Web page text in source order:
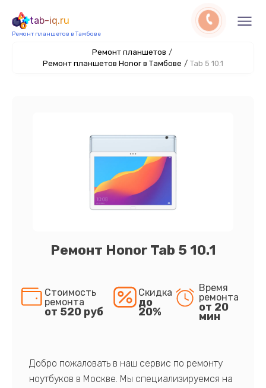
tab-iq.ru
Ремонт планшетов в Тамбове
Ремонт планшетов /
Ремонт планшетов Honor в Тамбове / Tab 5 10.1
Ремонт Honor Tab 5 10.1
Стоимость
ремонта
от 520 руб
Скидка
до
20%
Время
ремонта
от 20
мин
Добро пожаловать в наш сервис по ремонту
ноутбуков в Москве. Мы специализируемся на